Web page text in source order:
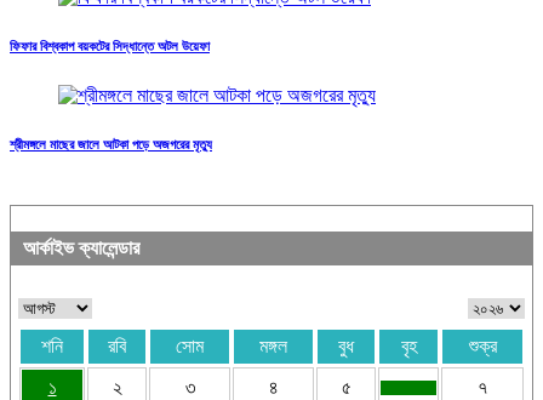
ফিফার বিশ্বকাপ বয়কটের সিদ্ধান্তে অটল উয়েফা
শ্রীমঙ্গলে মাছের জালে আটকা পড়ে অজগরের মৃত্যু
আর্কাইভ ক্যালেন্ডার
শনি রবি সোম মঙ্গল বুধ বৃহ
শুক্র
১
২ ৩ ৪ ৫ ৭